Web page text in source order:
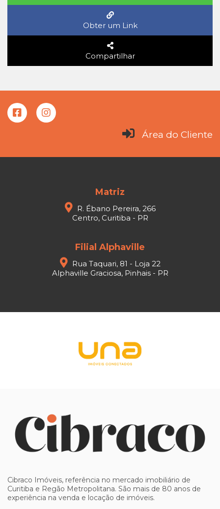
Obter um Link
Compartilhar
Área do Cliente
Matriz
R. Ébano Pereira, 266
Centro, Curitiba - PR
Filial Alphaville
Rua Taquari, 81 - Loja 22
Alphaville Graciosa, Pinhais - PR
Cibraco Imóveis, referência no mercado imobiliário de
Curitiba e Regão Metropolitana. São mais de 80 anos de
experiência na venda e locação de imóveis.